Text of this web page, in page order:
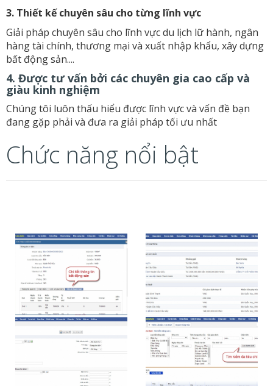
3. Thiết kế chuyên sâu cho từng lĩnh vực
Giải pháp chuyên sâu cho lĩnh vực du lịch lữ hành, ngân
hàng tài chính, thương mại và xuất nhập khẩu, xây dựng
bất động sản....
4. Được tư vấn bởi các chuyên gia cao cấp và
giàu kinh nghiệm
Chúng tôi luôn thấu hiểu được lĩnh vực và vấn đề bạn
đang gặp phải và đưa ra giải pháp tối ưu nhất
Chức năng nổi bật